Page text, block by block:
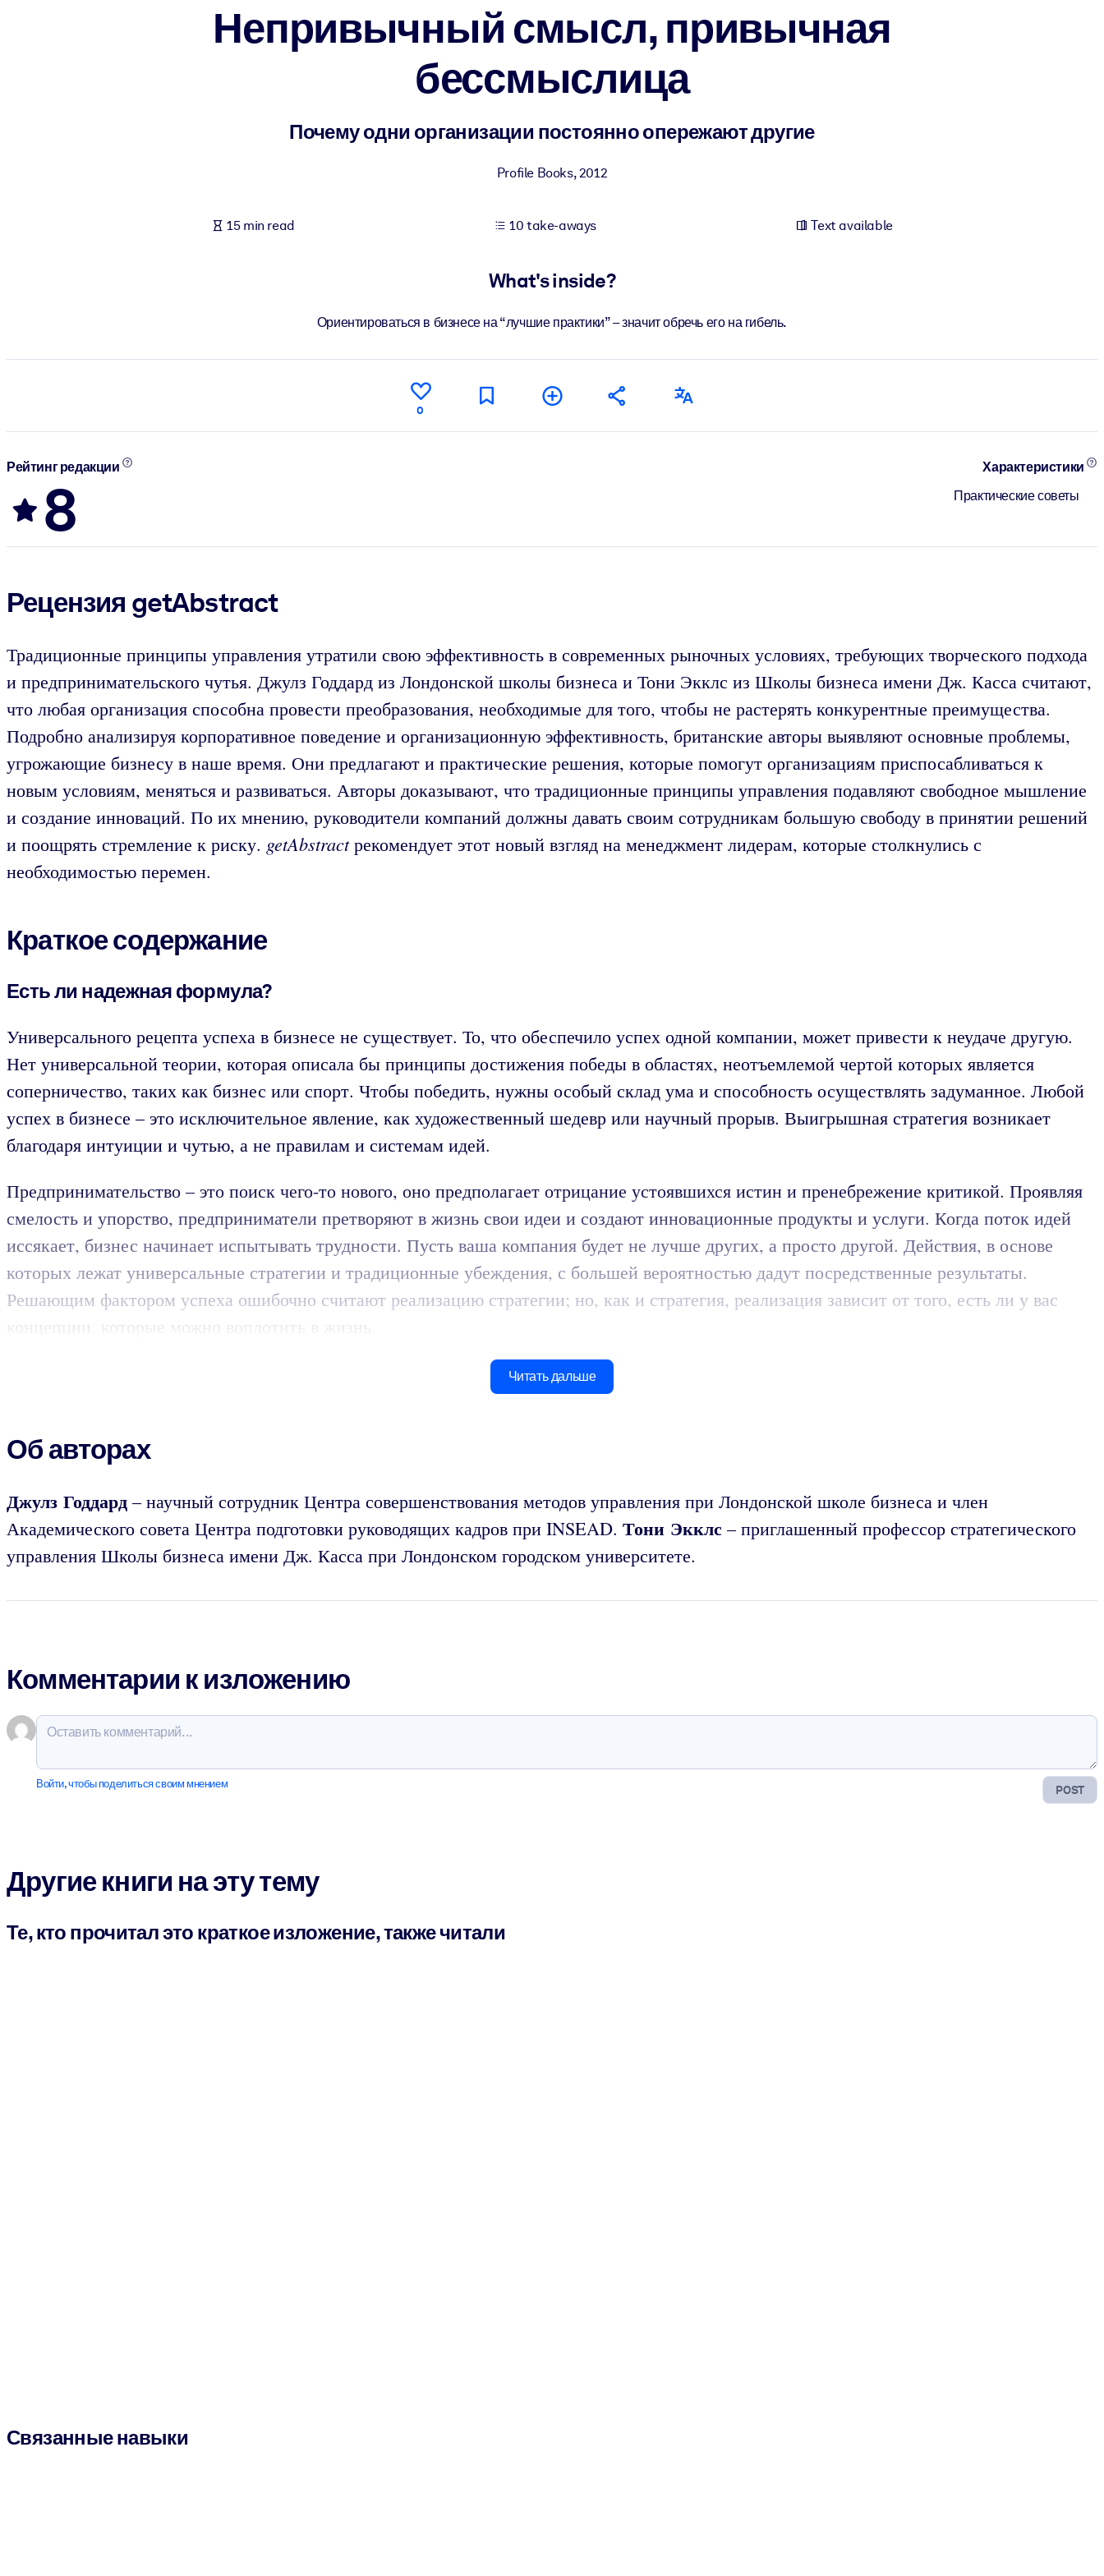
Bring bite-sized, verified knowledge into your LMS/LXP for stronger learning results.
Непривычный смысл, привычная
бессмыслица
Почему одни организации постоянно опережают другие
Profile Books,2012
15 min read 10 take-aways Text available
What's inside?
Ориентироваться в бизнесе на “лучшие практики” – значит обречь его на гибель.
0
Рейтинг редакции
8
Характеристики
Практические советы
Рецензия getAbstract
Традиционные принципы управления утратили свою эффективность в современных рыночных условиях, требующих творческого подхода
и предпринимательского чутья. Джулз Годдард из Лондонской школы бизнеса и Тони Экклс из Школы бизнеса имени Дж. Касса считают,
что любая организация способна провести преобразования, необходимые для того, чтобы не растерять конкурентные преимущества.
Подробно анализируя корпоративное поведение и организационную эффективность, британские авторы выявляют основные проблемы,
угрожающие бизнесу в наше время. Они предлагают и практические решения, которые помогут организациям приспосабливаться к
новым условиям, меняться и развиваться. Авторы доказывают, что традиционные принципы управления подавляют свободное мышление
и создание инноваций. По их мнению, руководители компаний должны давать своим сотрудникам большую свободу в принятии решений
и поощрять стремление к риску. getAbstractрекомендует этот новый взгляд на менеджмент лидерам, которые столкнулись с
необходимостью перемен.
Краткое содержание
Есть ли надежная формула?
Универсального рецепта успеха в бизнесе не существует. То, что обеспечило успех одной компании, может привести к неудаче другую.
Нет универсальной теории, которая описала бы принципы достижения победы в областях, неотъемлемой чертой которых является
соперничество, таких как бизнес или спорт. Чтобы победить, нужны особый склад ума и способность осуществлять задуманное. Любой
успех в бизнесе – это исключительное явление, как художественный шедевр или научный прорыв. Выигрышная стратегия возникает
благодаря интуиции и чутью, а не правилам и системам идей.
Предпринимательство – это поиск чего-то нового, оно предполагает отрицание устоявшихся истин и пренебрежение критикой. Проявляя
смелость и упорство, предприниматели претворяют в жизнь свои идеи и создают инновационные продукты и услуги. Когда поток идей
иссякает, бизнес начинает испытывать трудности. Пусть ваша компания будет не лучше других, а просто другой. Действия, в основе
которых лежат универсальные стратегии и традиционные убеждения, с большей вероятностью дадут посредственные результаты.
Решающим фактором успеха ошибочно считают реализацию стратегии; но, как и стратегия, реализация зависит от того, есть ли у вас
Читать дальше
Об авторах
Джулз Годдард – научный сотрудник Центра совершенствования методов управления при Лондонской школе бизнеса и член
Академического совета Центра подготовки руководящих кадров при INSEAD. Тони Экклс – приглашенный профессор стратегического
управления Школы бизнеса имени Дж. Касса при Лондонском городском университете.
Комментарии к изложению
POST
Войти, чтобы поделиться своим мнением
Другие книги на эту тему
Те, кто прочитал это краткое изложение, также читали
Связанные навыки